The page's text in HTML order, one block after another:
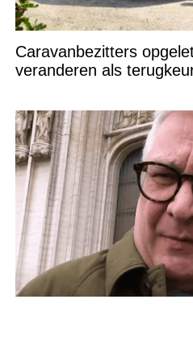
Caravanbezitters
veranderen als